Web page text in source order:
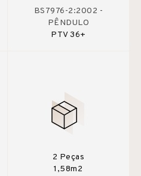
BS7976-2:2002 -
PÊNDULO
PTV 36+
2 Peças
1,58m2